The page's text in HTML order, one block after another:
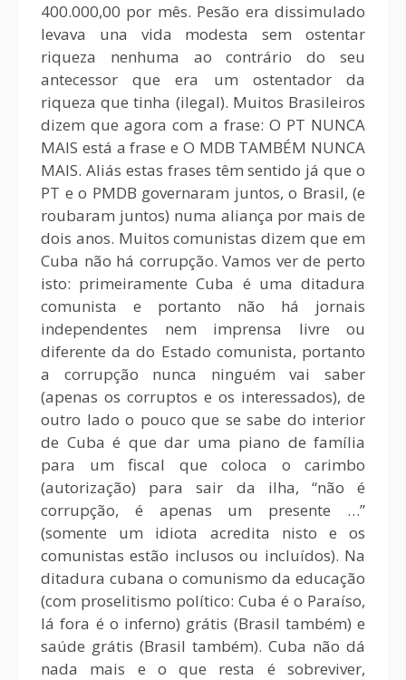
400.000,00 por mês. Pesão era dissimulado
levava una vida modesta sem ostentar
riqueza nenhuma ao contrário do seu
antecessor que era um ostentador da
riqueza que tinha (ilegal). Muitos Brasileiros
dizem que agora com a frase: O PT NUNCA
MAIS está a frase e O MDB TAMBÉM NUNCA
MAIS. Aliás estas frases têm sentido já que o
PT e o PMDB governaram juntos, o Brasil, (e
roubaram juntos) numa aliança por mais de
dois anos. Muitos comunistas dizem que em
Cuba não há corrupção. Vamos ver de perto
isto: primeiramente Cuba é uma ditadura
comunista e portanto não há jornais
independentes nem imprensa livre ou
diferente da do Estado comunista, portanto
a corrupção nunca ninguém vai saber
(apenas os corruptos e os interessados), de
outro lado o pouco que se sabe do interior
de Cuba é que dar uma piano de família
para um fiscal que coloca o carimbo
(autorização) para sair da ilha, “não é
corrupção, é apenas um presente …”
(somente um idiota acredita nisto e os
comunistas estão inclusos ou incluídos). Na
ditadura cubana o comunismo da educação
(com proselitismo político: Cuba é o Paraíso,
lá fora é o inferno) grátis (Brasil também) e
saúde grátis (Brasil também). Cuba não dá
nada mais e o que resta é sobreviver,